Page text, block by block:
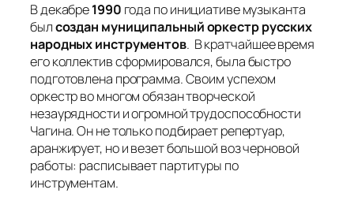
В декабре1990 года по инициативе музыканта
былсоздан муниципальный оркестр русских
народных инструментов. В кратчайшее время
его коллектив сформировался, была быстро
подготовлена программа. Своим успехом
оркестр во многом обязан творческой
незаурядности и огромной трудоспособности
Чагина. Он не только подбирает репертуар,
аранжирует, но и везет большой воз черновой
работы: расписывает партитуры по
инструментам.